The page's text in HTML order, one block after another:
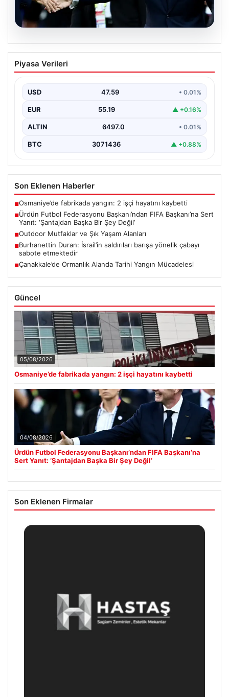
04.08.2026
Ürdün Futbol Federasyonu
Başkanı’ndan FIFA Başkanı’na Sert
Ürdün Futbol Federasyonu (JFA) Başkanı Ali Bin Al-
Piyasa Verileri
USD 47.59 • 0.01%
EUR 55.19 ▲ +0.16%
ALTIN 6497.0 • 0.01%
BTC 3071436 ▲ +0.88%
Son Eklenen Haberler
■Osmaniye’de fabrikada yangın: 2 işçi hayatını kaybetti
■Ürdün Futbol Federasyonu Başkanı’ndan FIFA Başkanı’na Sert
Yanıt: ‘Şantajdan Başka Bir Şey Değil’
■Outdoor Mutfaklar ve Şık Yaşam Alanları
■Burhanettin Duran: İsrail’in saldırıları barışa yönelik çabayı
sabote etmektedir
■Çanakkale’de Ormanlık Alanda Tarihi Yangın Mücadelesi
Güncel
05/08/2026
Osmaniye’de fabrikada yangın: 2 işçi hayatını kaybetti
04/08/2026
Ürdün Futbol Federasyonu Başkanı’ndan FIFA Başkanı’na
Sert Yanıt: ‘Şantajdan Başka Bir Şey Değil’
Son Eklenen Firmalar